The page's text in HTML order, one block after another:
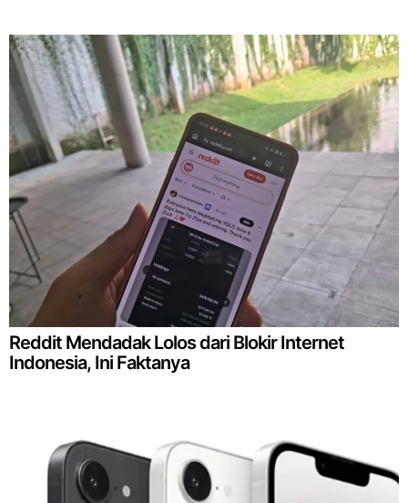
Reddit Mendadak Lolos dari Blokir Internet
Indonesia, Ini Faktanya